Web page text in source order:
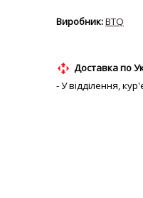
BTQ
Доставка по
- У відділення,